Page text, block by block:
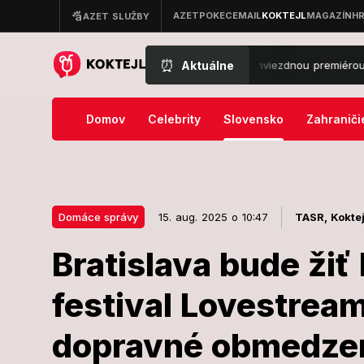
⏰ Aktuálne
odštartovala svoju kinojazdu hviezdnou premiérou v pražskej
Domov Celebrity Slovensko
Domáce správy 15. aug. 2025 o 10:47 TASR,
Bratislava bude žiť
festival
dopravné
Domáce správy
Bratislava